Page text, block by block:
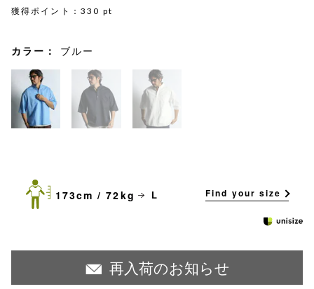
獲得ポイント： 330 pt
カラー： ブルー
173cm / 72kg L Find your size
再入荷のお知らせ